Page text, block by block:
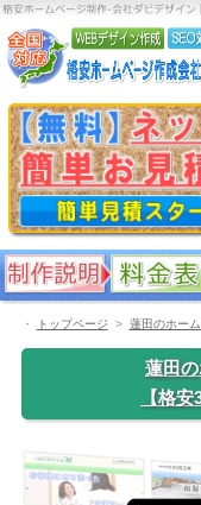
・ トップページ 蓮田のホー
蓮田
【格